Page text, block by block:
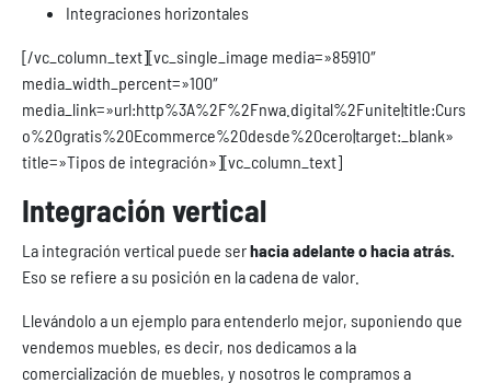
Integraciones horizontales
[/vc_column_text][vc_single_image media=»85910″
media_width_percent=»100″
media_link=»url:http%3A%2F%2Fnwa.digital%2Funite|title:Curs
o%20gratis%20Ecommerce%20desde%20cero|target:_blank»
title=»Tipos de integración»][vc_column_text]
Integración vertical
La integración vertical puede serhacia adelante o hacia atrás.
Eso se refiere a su posición en la cadena de valor.
Llevándolo a un ejemplo para entenderlo mejor, suponiendo que
vendemos muebles, es decir, nos dedicamos a la
comercialización de muebles, y nosotros le compramos a